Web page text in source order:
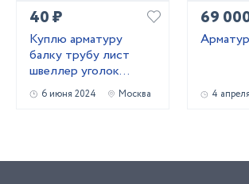
40 ₽
Куплю арматуру
балку трубу лист
швеллер уголок
лежалый
металлопрокат
6 июня 2024 Москва
69
4